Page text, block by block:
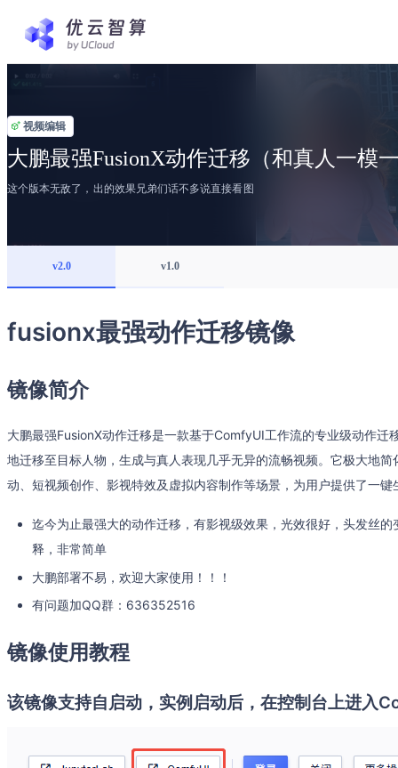
视频编辑
大鹏最强FusionX动作迁移（和真人一模
这个版本无敌了，出的效果兄弟们话不多说直接看图
v2.0 v1.0
fusionx最强动作迁移镜像
镜像简介
大鹏最强FusionX动作迁移是一款基于ComfyUI工作流的专业级动作迁
地迁移至目标人物，生成与真人表现几乎无异的流畅视频。它极大地
动、短视频创作、影视特效及虚拟内容制作等场景，为用户提供了一
迄今为止最强大的动作迁移，有影视级效果，光效很好，头发丝
释，非常简单
大鹏部署不易，欢迎大家使用！！！
有问题加QQ群：636352516
镜像使用教程
该镜像支持自启动，实例启动后，在控制台上进入